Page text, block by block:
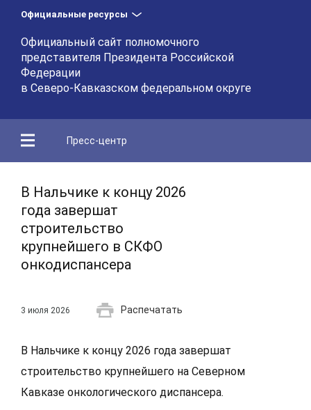
Официальные ресурсы
Официальный сайт полномочного
представителя Президента Российской
Федерации
в Северо-Кавказском федеральном округе
Пресс-центр
В Нальчике к концу 2026
года завершат
строительство
крупнейшего в СКФО
онкодиспансера
3 июля 2026 Распечатать
В Нальчике к концу 2026 года завершат
строительство крупнейшего на Северном
Кавказе онкологического диспансера.